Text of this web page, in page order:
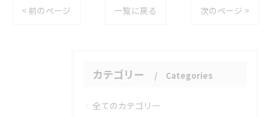
< 前のページ 一覧に戻る 次のページ >
カテゴリー Categories
全てのカテゴリー